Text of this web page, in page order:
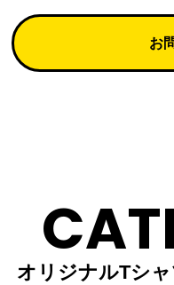
お
オリジナルTシ